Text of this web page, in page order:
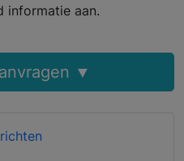
informatie aan.
▼